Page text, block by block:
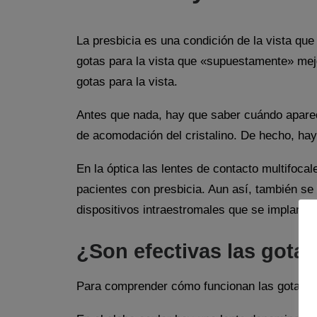
La presbicia es una condición de la vista
gotas para la vista que «supuestamente»
gotas para la vista.
Antes que nada, hay que saber cuándo
de acomodación del cristalino. De hecho,
En la óptica las lentes de contacto
pacientes con presbicia. Aun así, también
dispositivos intraestromales que se
¿Son efectivas las
Para comprender cómo funcionan las gotas